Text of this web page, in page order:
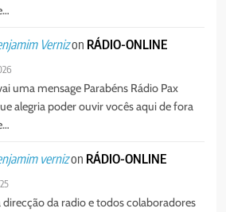
Vernizon RÁDIO-ONLINE
uma mensage Parabéns Rádio Pax
alegria poder ouvir vocês aqui de fora
vernizon RÁDIO-ONLINE
direcção da radio e todos colaboradores